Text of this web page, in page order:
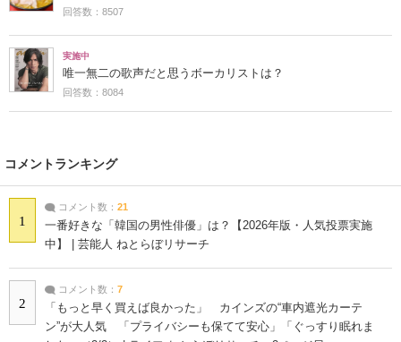
回答数：8507
実施中
唯一無二の歌声だと思うボーカリストは？
回答数：8084
コメントランキング
1
コメント数： 21
一番好きな「韓国の男性俳優」は？【2026年版・人気投票実施
中】 | 芸能人 ねとらぼリサーチ
2
コメント数： 7
「もっと早く買えば良かった」 カインズの“車内遮光カーテ
ン”が大人気 「プライバシーも保てて安心」「ぐっすり眠れま